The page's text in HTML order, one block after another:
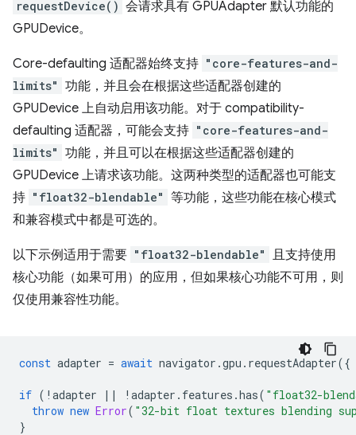
requestDevice() 会请求具有 GPUAdapter 默认功能的
GPUDevice。
Core-defaulting 适配器始终支持 "core-features-and-
limits" 功能，并且会在根据这些适配器创建的
GPUDevice 上自动启用该功能。对于 compatibility-
defaulting 适配器，可能会支持 "core-features-and-
limits" 功能，并且可以在根据这些适配器创建的
GPUDevice 上请求该功能。这两种类型的适配器也可能支
持 "float32-blendable" 等功能，这些功能在核心模式
和兼容模式中都是可选的。
以下示例适用于需要 "float32-blendable"
且支持使用
核心功能（如果可用）的应用，但如果核心功能不可用，则
仅使用兼容性功能。
const adapter = await navigator .gpu . requestAdapter({
if ( ! adapter || ! adapter . features .has( "float32-
throw new Error( "32-bit float textures blending
}